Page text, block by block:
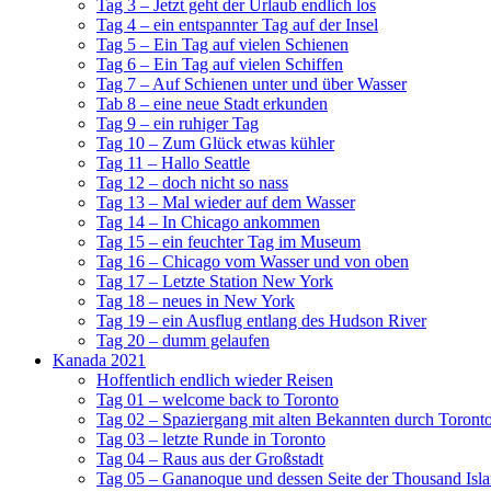
Tag 3 – Jetzt geht der Urlaub endlich los
Tag 4 – ein entspannter Tag auf der Insel
Tag 5 – Ein Tag auf vielen Schienen
Tag 6 – Ein Tag auf vielen Schiffen
Tag 7 – Auf Schienen unter und über Wasser
Tab 8 – eine neue Stadt erkunden
Tag 9 – ein ruhiger Tag
Tag 10 – Zum Glück etwas kühler
Tag 11 – Hallo Seattle
Tag 12 – doch nicht so nass
Tag 13 – Mal wieder auf dem Wasser
Tag 14 – In Chicago ankommen
Tag 15 – ein feuchter Tag im Museum
Tag 16 – Chicago vom Wasser und von oben
Tag 17 – Letzte Station New York
Tag 18 – neues in New York
Tag 19 – ein Ausflug entlang des Hudson River
Tag 20 – dumm gelaufen
Kanada 2021
Hoffentlich endlich wieder Reisen
Tag 01 – welcome back to Toronto
Tag 02 – Spaziergang mit alten Bekannten durch
Tag 03 – letzte Runde in Toronto
Tag 04 – Raus aus der Großstadt
Tag 05 – Gananoque und dessen Seite der Thousand